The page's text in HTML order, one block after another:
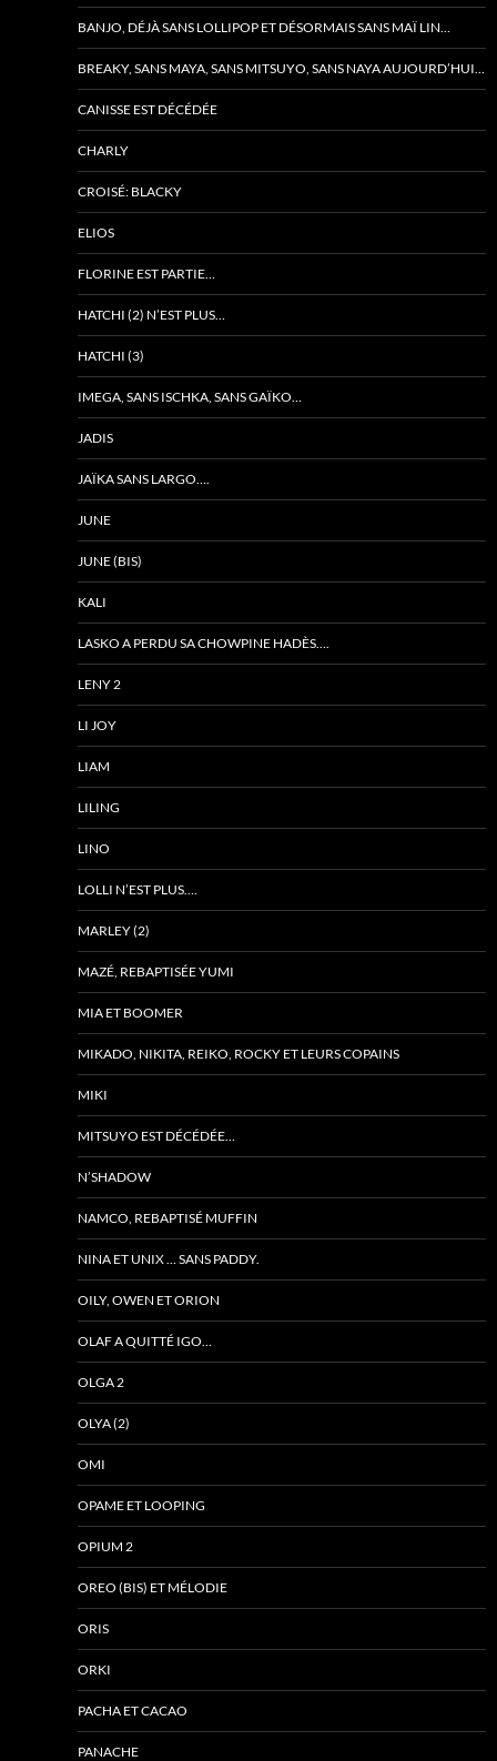
BANJO, DÉJÀ SANS LOLLIPOP ET DÉSORMAIS SANS MAÏ LIN…
BREAKY, SANS MAYA, SANS MITSUYO, SANS NAYA AUJOURD’HUI…
CANISSE EST DÉCÉDÉE
CHARLY
CROISÉ: BLACKY
ELIOS
FLORINE EST PARTIE…
HATCHI (2) N’EST PLUS…
HATCHI (3)
IMEGA, SANS ISCHKA, SANS GAÏKO…
JADIS
JAÏKA SANS LARGO….
JUNE
JUNE (BIS)
KALI
LASKO A PERDU SA CHOWPINE HADÈS….
LENY 2
LI JOY
LIAM
LILING
LINO
LOLLI N’EST PLUS….
MARLEY (2)
MAZÉ, REBAPTISÉE YUMI
MIA ET BOOMER
MIKADO, NIKITA, REIKO, ROCKY ET LEURS COPAINS
MIKI
MITSUYO EST DÉCÉDÉE…
N’SHADOW
NAMCO, REBAPTISÉ MUFFIN
NINA ET UNIX … SANS PADDY.
OILY, OWEN ET ORION
OLAF A QUITTÉ IGO…
OLGA 2
OLYA (2)
OMI
OPAME ET LOOPING
OPIUM 2
OREO (BIS) ET MÉLODIE
ORIS
ORKI
PACHA ET CACAO
PANACHE